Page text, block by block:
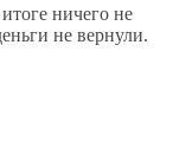
ничего не
не вернули.